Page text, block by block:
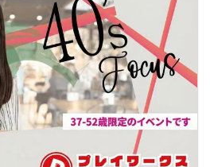
同士でお申し込みください。
のお客様はカジュアルな格好でおこしになら
男性３名・女性３名以上のお申し込みからに
セルで比率が崩れた場合や開催判断人数を下
いたしませんのでご了承ください。
状況」等はキャンセルなどで当日の参加人
います。
受付いたします。店内に入り店員に「街コン
、出ないようにご準備お願いします。
お持ちください。イベントの対象年齢でない
徴収し返金はいたしかねます。